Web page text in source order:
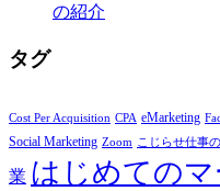
の紹介
タグ
Cost Per Acquisition CPA eMarketing
Social Marketing Zoom こじらせ仕事
業 はじめての